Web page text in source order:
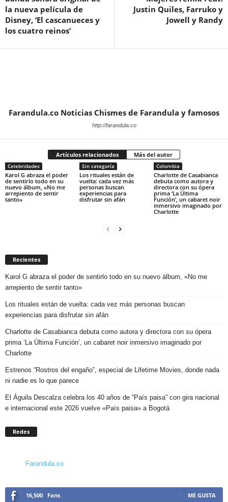
la nueva película de
Disney, ‘El cascanueces y
los cuatro reinos’
Justin Quiles, Farruko y
Jowell y Randy
Farandula.co Noticias Chismes de Farandula y famosos
http://farandula.co
Artículos relacionados Más del autor
Celebridades
Karol G abraza el poder
de sentirlo todo en su
nuevo álbum, «No me
arrepiento de sentir
tanto»
Sin categoría
Los rituales están de
vuelta: cada vez más
personas buscan
experiencias para
disfrutar sin afán
Colombia
Charlotte de Casabianca
debuta como autora y
directora con su ópera
prima ‘La Última
Función’, un cabaret noir
inmersivo imaginado por
Charlotte
Recientes
Karol G abraza el poder de sentirlo todo en su nuevo álbum, «No me
arrepiento de sentir tanto»
Los rituales están de vuelta: cada vez más personas buscan
experiencias para disfrutar sin afán
Charlotte de Casabianca debuta como autora y directora con su ópera
prima ‘La Última Función’, un cabaret noir inmersivo imaginado por
Charlotte
Estrenos “Rostros del engaño”, especial de Lifetime Movies, donde nada
ni nadie es lo que parece
El Águila Descalza celebra los 40 años de “País paisa” con gira nacional
e internacional este 2026 vuelve «País paisa» a Bogotá
Redes
Farandula.co
16,500 Fans ME GUSTA